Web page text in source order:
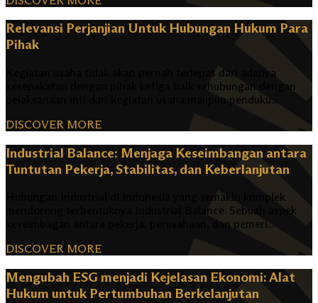
Relevansi Perjanjian Untuk Hubungan Hukum Para
Pihak
Kegiatan usaha tidak akan pernah terlepas dari adanya
kesepakatan dengan pihak ketiga baik sehubungan dengan
pelaksanaan inti dari kegiatan usaha maupun penduku...
DISCOVER MORE
Industrial Balance: Menjaga Keseimbangan antara
Tuntutan Pekerja, Stabilitas, dan Keberlanjutan
Hubungan Industrial di Indonesia yang semakin komplek
mendorong terbentuknya Industrial Balance. Sebuah aspek
keseimbagan antara pekerja, perusahaan, dan pemeri...
DISCOVER MORE
Mengubah ESG menjadi Kejelasan Ekonomi: Alat
Hukum untuk Pertumbuhan Berkelanjutan